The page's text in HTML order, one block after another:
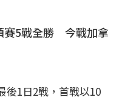
賽5戰全勝 今戰加拿
後1日2戰，首戰以10